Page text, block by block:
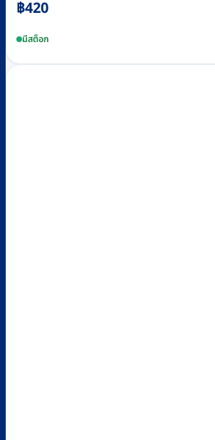
฿420
มีสต็อก